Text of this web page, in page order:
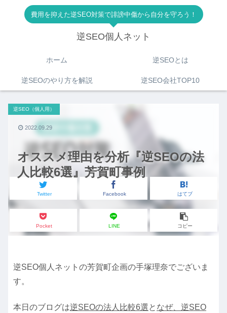
費用を抑えた逆SEO対策で誹謗中傷から自分を守ろう！
逆SEO個人ネット
ホーム 逆SEOとは
逆SEOのやり方を解説 逆SEO会社TOP10
オススメ理由を分析『逆SEOの法
人比較6選』芳賀町事例
逆SEO（個人用）
Twitter Facebook はてブ
Pocket LINE コピー
2022.09.29
逆SEO個人ネットの芳賀町企画の手塚理奈でございま
す。
本日のブログは逆SEOの法人比較6選と なぜ、逆SEO